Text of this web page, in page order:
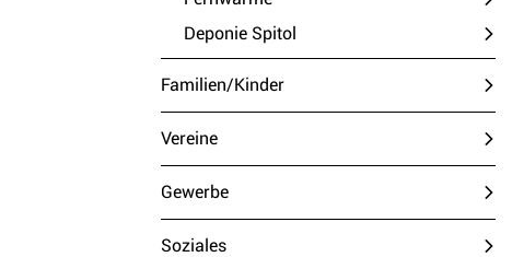
Deponie Spitol
Familien/Kinder
Vereine
Gewerbe
Soziales